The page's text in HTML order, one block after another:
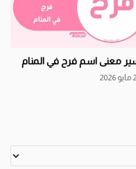
معنى اسم فرح في المنام